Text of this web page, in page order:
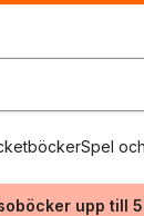
Spel
upp till